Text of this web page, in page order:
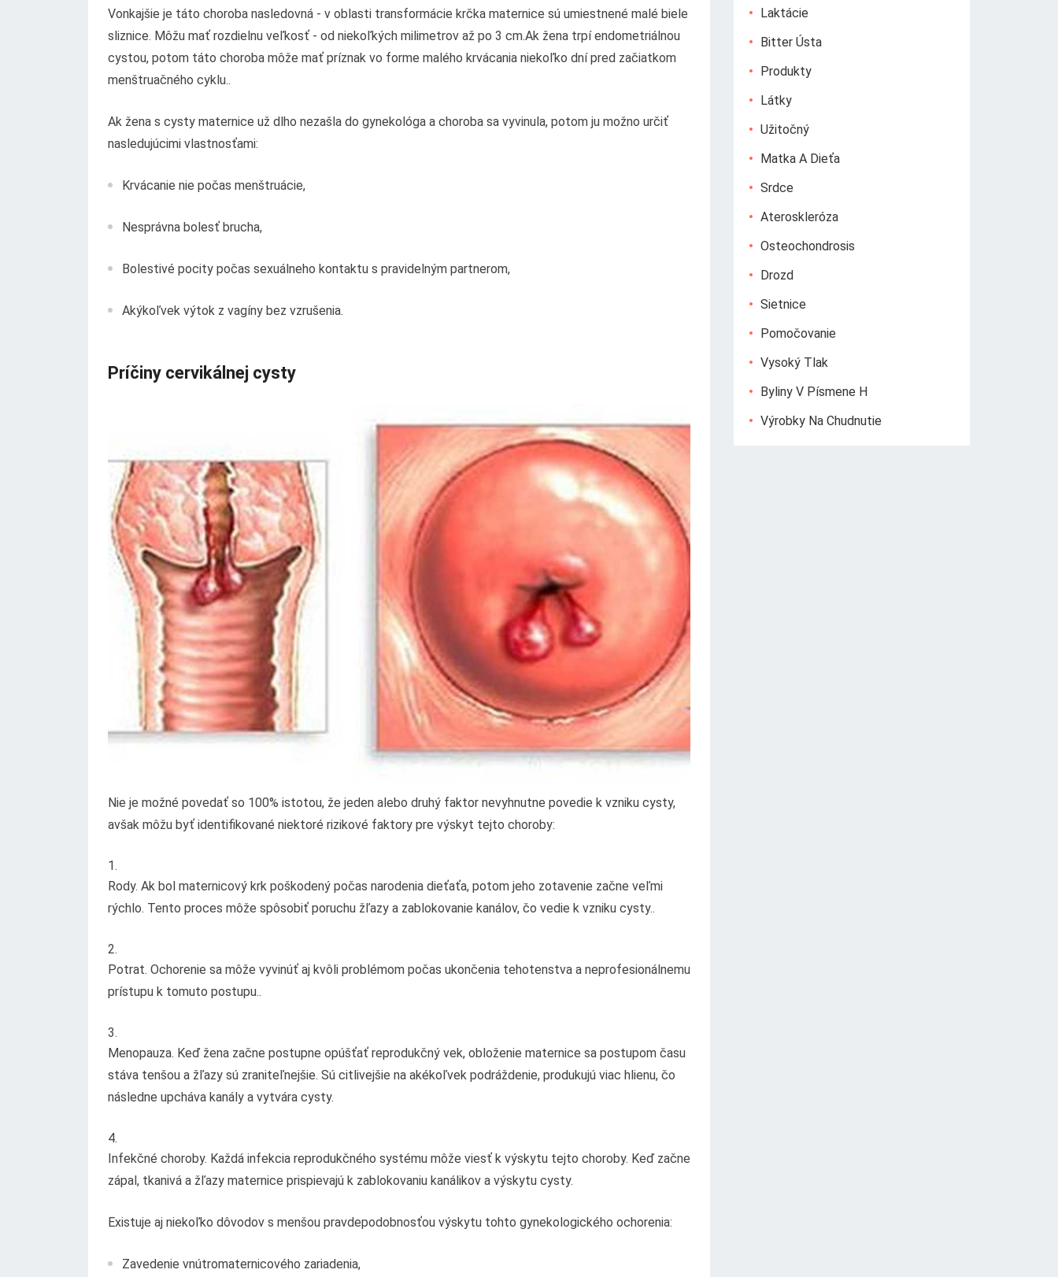
Vonkajšie je táto choroba nasledovná - v oblasti transformácie krčka maternice sú umiestnené malé biele
sliznice. Môžu mať rozdielnu veľkosť - od niekoľkých milimetrov až po 3 cm.Ak žena trpí endometriálnou
cystou, potom táto choroba môže mať príznak vo forme malého krvácania niekoľko dní pred začiatkom
menštruačného cyklu..
Ak žena s cysty maternice už dlho nezašla do gynekológa a choroba sa vyvinula, potom ju možno určiť
nasledujúcimi vlastnosťami:
Krvácanie nie počas menštruácie,
Nesprávna bolesť brucha,
Bolestivé pocity počas sexuálneho kontaktu s pravidelným partnerom,
Akýkoľvek výtok z vagíny bez vzrušenia.
Príčiny cervikálnej cysty
Nie je možné povedať so 100% istotou, že jeden alebo druhý faktor nevyhnutne povedie k vzniku cysty,
avšak môžu byť identifikované niektoré rizikové faktory pre výskyt tejto choroby:
Rody. Ak bol maternicový krk poškodený počas narodenia dieťaťa, potom jeho zotavenie začne veľmi
rýchlo. Tento proces môže spôsobiť poruchu žľazy a zablokovanie kanálov, čo vedie k vzniku cysty..
Potrat. Ochorenie sa môže vyvinúť aj kvôli problémom počas ukončenia tehotenstva a neprofesionálnemu
prístupu k tomuto postupu..
Menopauza. Keď žena začne postupne opúšťať reprodukčný vek, obloženie maternice sa postupom času
stáva tenšou a žľazy sú zraniteľnejšie. Sú citlivejšie na akékoľvek podráždenie, produkujú viac hlienu, čo
následne upcháva kanály a vytvára cysty.
Infekčné choroby. Každá infekcia reprodukčného systému môže viesť k výskytu tejto choroby. Keď začne
zápal, tkanivá a žľazy maternice prispievajú k zablokovaniu kanálikov a výskytu cysty.
Existuje aj niekoľko dôvodov s menšou pravdepodobnosťou výskytu tohto gynekologického ochorenia:
Zavedenie vnútromaternicového zariadenia,
Laktácie
Bitter Ústa
Produkty
Látky
Užitočný
Matka A Dieťa
Srdce
Ateroskleróza
Osteochondrosis
Drozd
Sietnice
Pomočovanie
Vysoký Tlak
Byliny V Písmene H
Výrobky Na Chudnutie